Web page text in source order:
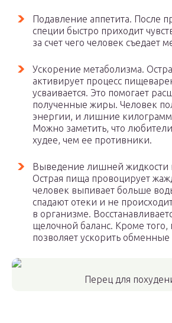
Подавление аппетита. После
специи быстро приходит
за счет чего человек съедает
Ускорение метаболизма.
активирует процесс
усваивается. Это помогает
полученные жиры. Человек
энергии, и лишние
Можно заметить, что
худее, чем ее противники.
Выведение лишней жидкости
Острая пища провоцирует
человек выпивает больше
спадают отеки и не
в организме.
щелочной баланс. Кроме
позволяет ускорить обменные
Перец для